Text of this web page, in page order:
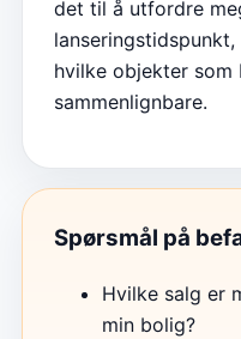
det til å utfordre
hvilke objekter som
sammenlignbare.
Spørsmål på
Hvilke salg er
min bolig?